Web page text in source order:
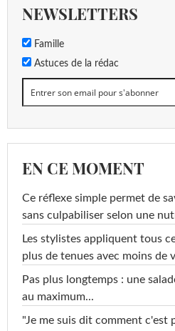
NEWSLETTERS
Famille
Astuces de la rédac
EN CE MOMENT
Ce réflexe simple permet de
sans culpabiliser selon une
Les stylistes appliquent tous
plus de tenues avec moins de
Pas plus longtemps : une
au maximum...
"Je me suis dit comment c'est